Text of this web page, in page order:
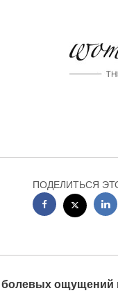
ПОДЕЛИТЬСЯ
болевых ощущений